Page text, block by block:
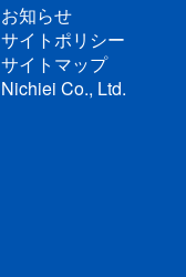
お知らせ
サイトポリシー
サイトマップ
Nichiei Co., Ltd.